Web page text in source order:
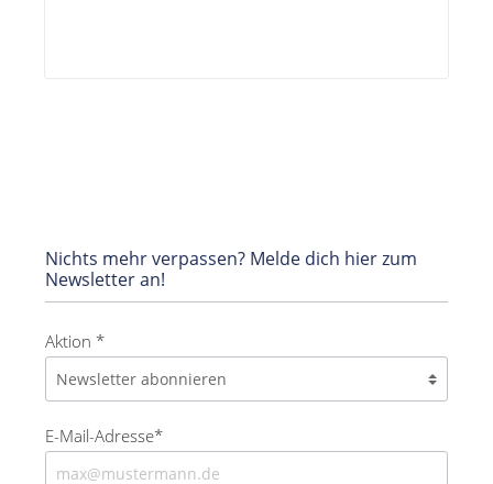
Nichts mehr verpassen? Melde dich hier zum
Newsletter an!
Aktion *
E-Mail-Adresse*